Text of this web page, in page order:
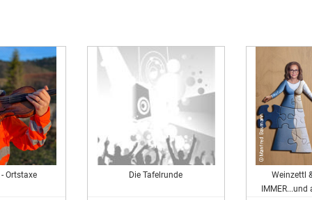
Ortstaxe Die Tafelrunde
Weinzettl
IMMER...und